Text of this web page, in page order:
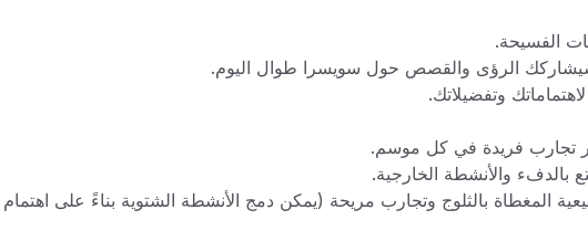
الفسيحة.
الرؤى والقصص حول سويسرا طوال اليوم.
وتفضيلاتك.
تجارب فريدة في كل موسم.
بالدفء والأنشطة الخارجية.
المغطاة بالثلوج وتجارب مريحة (يمكن دمج الأنشطة الشتوية بناءً على اهتمام